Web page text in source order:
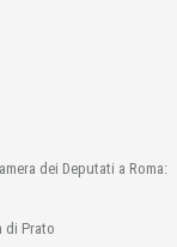
dei Deputati a Roma:
di Prato